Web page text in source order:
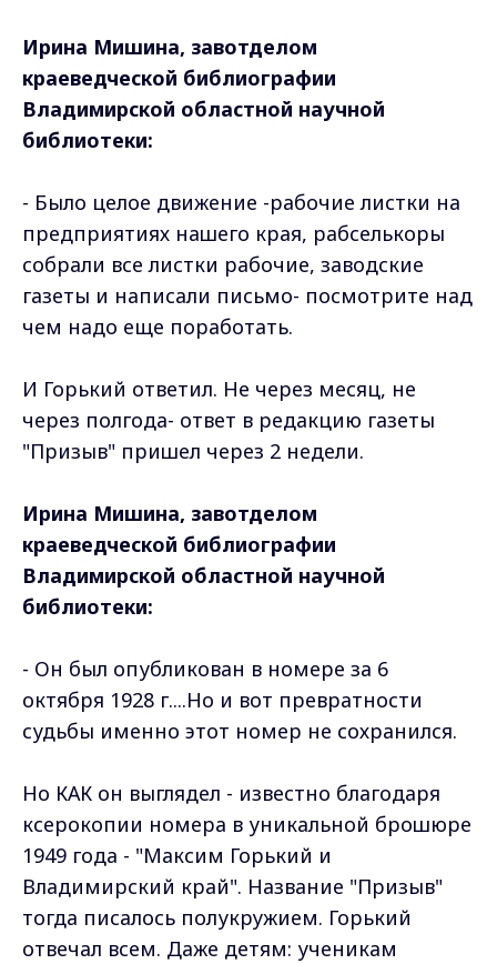
Ирина Мишина, завотделом
краеведческой библиографии
Владимирской областной научной
библиотеки:
- Было целое движение -рабочие листки на
предприятиях нашего края, рабселькоры
собрали все листки рабочие, заводские
газеты и написали письмо- посмотрите над
чем надо еще поработать.
И Горький ответил. Не через месяц, не
через полгода- ответ в редакцию газеты
"Призыв" пришел через 2 недели.
Ирина Мишина, завотделом
краеведческой библиографии
Владимирской областной научной
библиотеки:
- Он был опубликован в номере за 6
октября 1928 г....Но и вот превратности
судьбы именно этот номер не сохранился.
Но КАК он выглядел - известно благодаря
ксерокопии номера в уникальной брошюре
1949 года - "Максим Горький и
Владимирский край". Название "Призыв"
тогда писалось полукружием. Горький
отвечал всем. Даже детям: ученикам